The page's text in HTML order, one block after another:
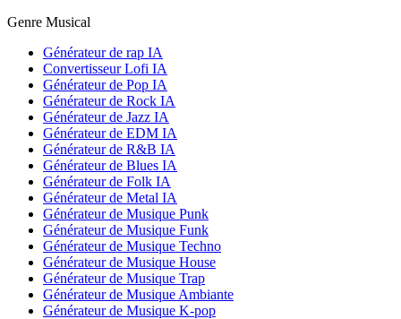
Genre Musical
Générateur de rap IA
Convertisseur Lofi IA
Générateur de Pop IA
Générateur de Rock IA
Générateur de Jazz IA
Générateur de EDM IA
Générateur de R&B IA
Générateur de Blues IA
Générateur de Folk IA
Générateur de Metal IA
Générateur de Musique Punk
Générateur de Musique Funk
Générateur de Musique Techno
Générateur de Musique House
Générateur de Musique Trap
Générateur de Musique Ambiante
Générateur de Musique K-pop